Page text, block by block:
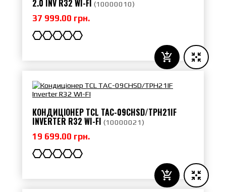
2.0 INV R32 WI-FI (10000010)
37 999.00 грн.
КОНДИЦІОНЕР TCL TAC-09CHSD/TPH21IF
INVERTER R32 WI-FI (10000021 )
19 699.00 грн.